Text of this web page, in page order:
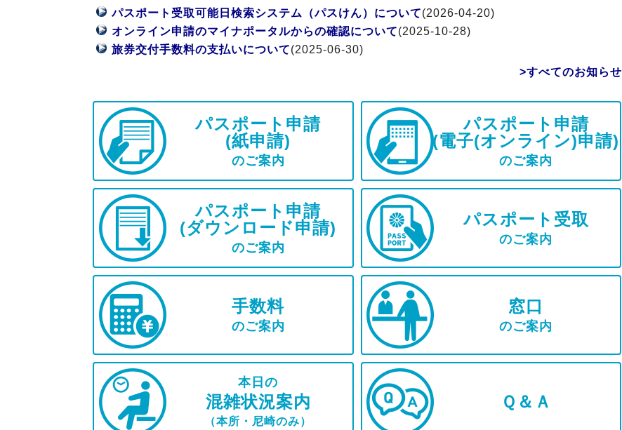
パスポート受取可能日検索システム（パスけん）について(2026-04-20)
オンライン申請のマイナポータルからの確認について(2025-10-28)
旅券交付手数料の支払いについて(2025-06-30)
>すべてのお知らせ
パスポート申請
(紙申請)
のご案内
パスポート申請
(電子(オンライン)申請)
のご案内
パスポート申請
(ダウンロード申請)
のご案内
パスポート受取
のご案内
手数料
のご案内
窓口
のご案内
本日の
混雑状況案内
（本所・尼崎のみ）
Ｑ＆Ａ